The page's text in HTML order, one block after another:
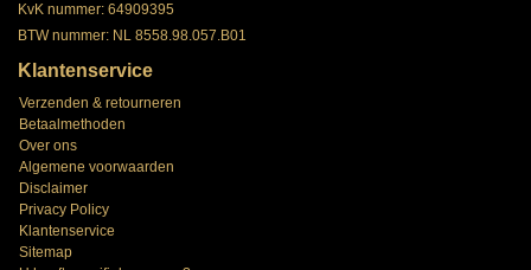
KvK nummer: 64909395
BTW nummer: NL 8558.98.057.B01
Klantenservice
Verzenden & retourneren
Betaalmethoden
Over ons
Algemene voorwaarden
Disclaimer
Privacy Policy
Klantenservice
Sitemap